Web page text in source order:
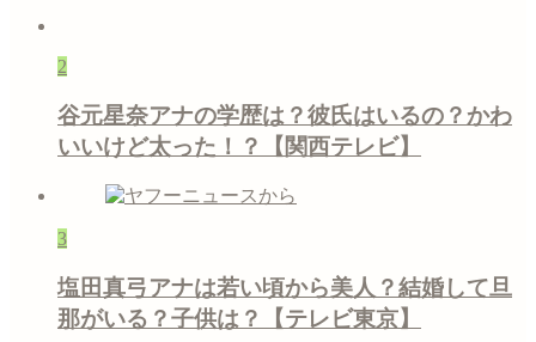
2
谷元星奈アナの学歴は？彼氏はいるの？かわ
いいけど太った！？【関西テレビ】
3
塩田真弓アナは若い頃から美人？結婚して旦
那がいる？子供は？【テレビ東京】